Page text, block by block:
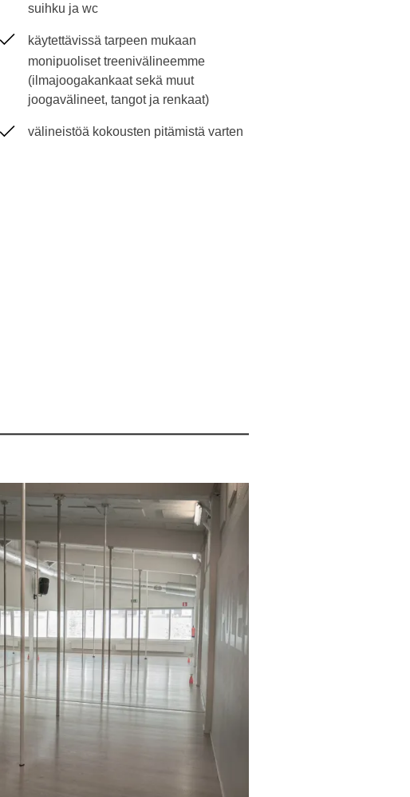
suihku ja wc
käytettävissä tarpeen mukaan
monipuoliset treenivälineemme
(ilmajoogakankaat sekä muut
joogavälineet, tangot ja renkaat)
välineistöä kokousten pitämistä varten